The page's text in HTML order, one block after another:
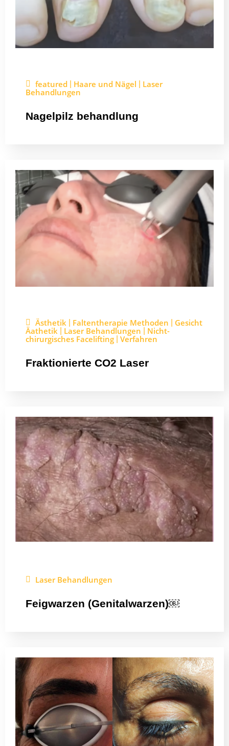
featured Haare und Nägel
Laser
Behandlungen
Nagelpilz behandlung
Ästhetik Faltentherapie Methoden
Gesicht
Äathetik
Laser Behandlungen
Nicht-
chirurgisches Facelifting Verfahren
Fraktionierte CO2 Laser
Laser Behandlungen
Feigwarzen (Genitalwarzen)￼